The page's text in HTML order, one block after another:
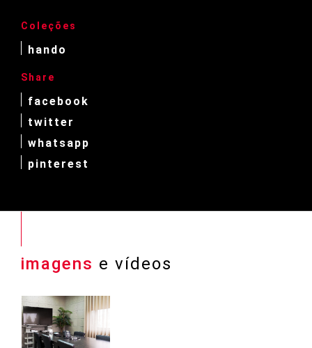
Coleções
hando
Share
facebook
twitter
whatsapp
pinterest
imagens e vídeos